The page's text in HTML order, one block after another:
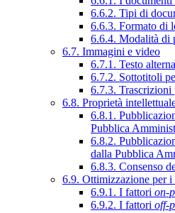
6.6.2. Tipi di
6.6.3. Formato di
6.6.4. Modalità di
6.7. Immagini e video
6.7.1. Testo
6.7.2. Sottotitoli
6.7.3. Trascrizioni
6.8. Proprietà
6.8.1.
Pubblica
6.8.2.
dalla Pubblica
6.8.3. Consenso
6.9. Ottimizzazione per
6.9.1. I fattori on-
6.9.2. I fattori off-